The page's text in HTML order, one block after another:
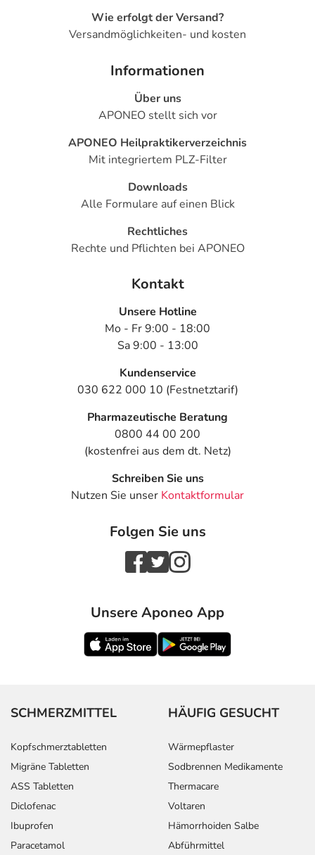
Wie erfolgt der Versand?
Versandmöglichkeiten- und kosten
Informationen
Über uns
APONEO stellt sich vor
APONEO Heilpraktikerverzeichnis
Mit integriertem PLZ-Filter
Downloads
Alle Formulare auf einen Blick
Rechtliches
Rechte und Pflichten bei APONEO
Kontakt
Unsere Hotline
Mo - Fr 9:00 - 18:00
Sa 9:00 - 13:00
Kundenservice
030 622 000 10 (Festnetztarif)
Pharmazeutische Beratung
0800 44 00 200
(kostenfrei aus dem dt. Netz)
Schreiben Sie uns
Nutzen Sie unser Kontaktformular
Folgen Sie uns
Unsere Aponeo App
SCHMERZMITTEL
Kopfschmerztabletten
Migräne Tabletten
ASS Tabletten
Diclofenac
Ibuprofen
Paracetamol
HÄUFIG GESUCHT
Wärmepflaster
Sodbrennen Medikamente
Thermacare
Voltaren
Hämorrhoiden Salbe
Abführmittel